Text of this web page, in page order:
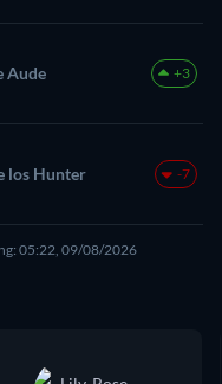
Aude +3
los Hunter -7
05:22, 09/08/2026